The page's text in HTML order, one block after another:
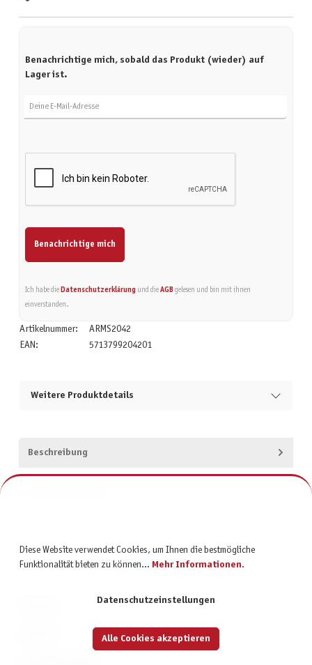
Benachrichtige mich, sobald das Produkt (wieder) auf
Lager ist.
Benachrichtige mich
Ich habe die Datenschutzerklärungund die AGBgelesen und bin mit ihnen
einverstanden.
Artikelnummer:
ARMS2042
EAN:
5713799204201
Weitere Produktdetails
Beschreibung
Diese Website verwendet Cookies, um Ihnen die bestmögliche
Funktionalität bieten zu können... Mehr Informationen.
Datenschutzeinstellungen
Alle Cookies akzeptieren